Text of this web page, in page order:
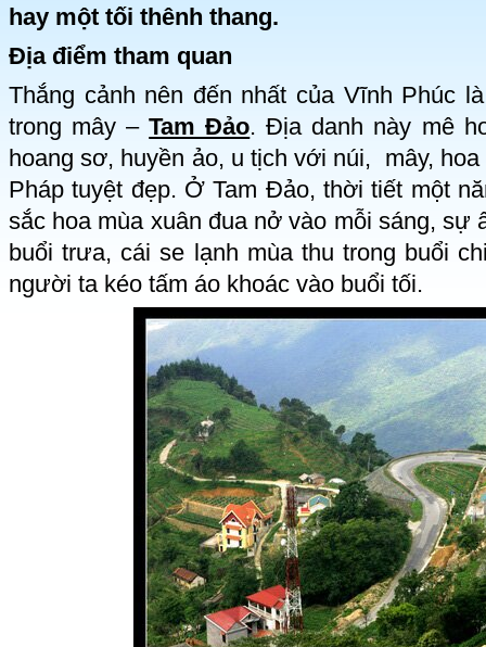
hay một tối thênh thang.
Địa điểm tham quan
Thắng cảnh nên đến nhất của Vĩnh Phúc
trong mây –Tam Đảo. Địa danh này mê
hoang sơ, huyền ảo, u tịch với núi, mây,
Pháp tuyệt đẹp. Ở Tam Đảo, thời tiết một
sắc hoa mùa xuân đua nở vào mỗi sáng, sự
buổi trưa, cái se lạnh mùa thu trong buổi
người ta kéo tấm áo khoác vào buổi tối.